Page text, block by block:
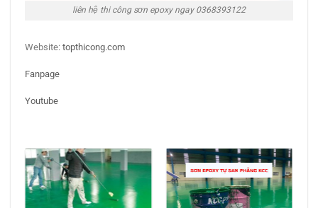
liên hệ thi công sơn epoxy ngay 0368393122
Website:topthicong.com
Fanpage
Youtube